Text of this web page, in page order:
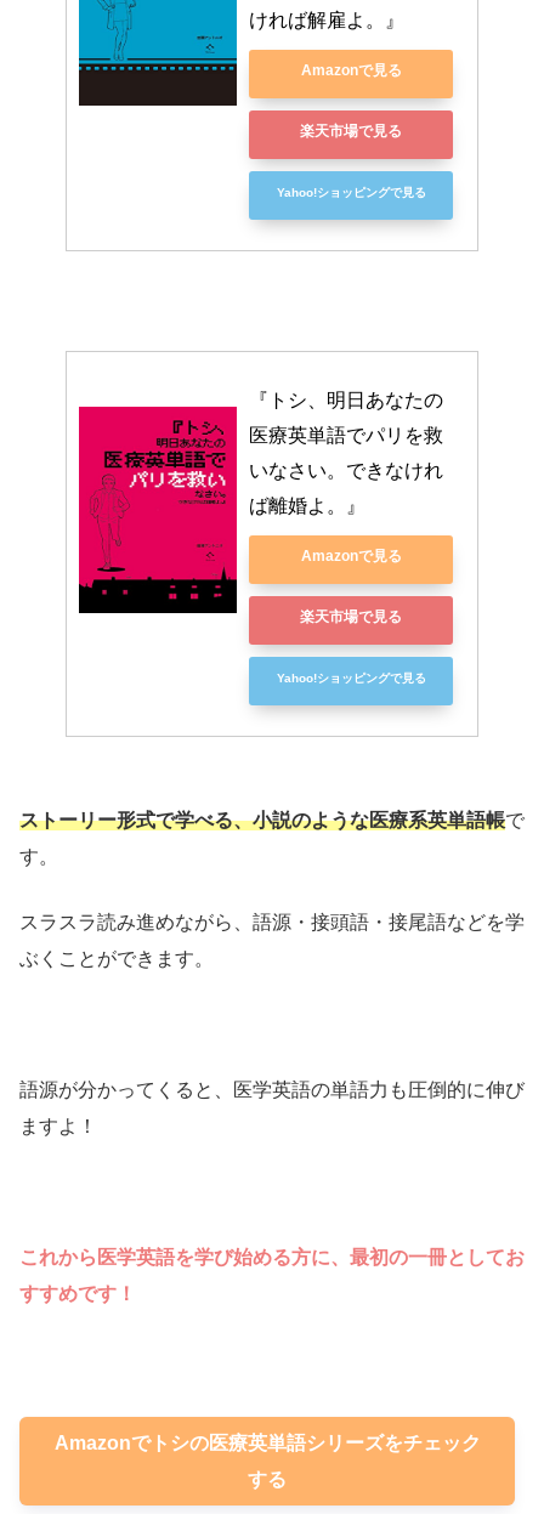
ければ解雇よ。』
Amazonで見る
楽天市場で見る
Yahoo!ショッピングで見る
『トシ、明日あなたの
医療英単語でパリを救
いなさい。できなけれ
ば離婚よ。』
Amazonで見る
楽天市場で見る
Yahoo!ショッピングで見る
ストーリー形式で学べる、小説のような医療系英単語帳で
す。
スラスラ読み進めながら、語源・接頭語・接尾語などを学
ぶくことができます。
語源が分かってくると、医学英語の単語力も圧倒的に伸び
ますよ！
これから医学英語を学び始める方に、最初の一冊としてお
すすめです！
Amazonでトシの医療英単語シリーズをチェック
する